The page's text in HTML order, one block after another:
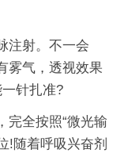
注射。不一会
雾气，透视效果
针扎准?
完全按照“微光输
!随着呼吸兴奋剂